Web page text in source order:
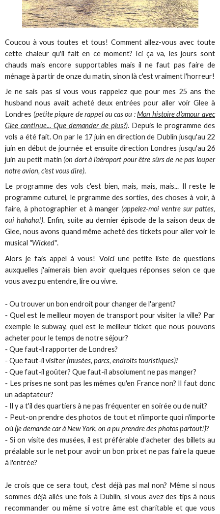
Coucou à vous toutes et tous! Comment allez-vous avec toute
cette chaleur qu'il fait en ce moment? Ici ça va, les jours sont
chauds mais encore supportables mais il ne faut pas faire de
ménage à partir de onze du matin, sinon là c'est vraiment l'horreur!
Je ne sais pas si vous vous rappelez que pour mes 25 ans the
husband nous avait acheté deux entrées pour aller voir Glee à
Londres (petite piqure de rappel au cas ou :Mon histoire d'amour avec
Glee continue... Que demander de plus?). Depuis le programme des
vols a été fait. On par le 17 juin en direction de Dublin jusqu'au 22
juin en début de journée et ensuite direction Londres jusqu'au 26
juin au petit matin (on dort à l'aéroport pour être sûrs de ne pas louper
notre avion, c'est vous dire).
Le programme des vols c'est bien, mais, mais, mais... Il reste le
programme cuturel, le prgramme des sorties, des choses à voir, à
faire, à photographier et à manger (appelez-moi ventre sur pattes,
oui hahaha!). Enfin, suite au dernier épisode de la saison deux de
Glee, nous avons quand même acheté des tickets pour aller voir le
musical "Wicked".
Alors je fais appel à vous! Voici une petite liste de questions
auxquelles j'aimerais bien avoir quelques réponses selon ce que
vous avez pu entendre, lire ou vivre.
- Ou trouver un bon endroit pour changer de l'argent?
- Quel est le meilleur moyen de transport pour visiter la ville? Par
exemple le subway, quel est le meilleur ticket que nous pouvons
acheter pour le temps de notre séjour?
- Que faut-il rapporter de Londres?
- Que faut-il visiter (musées, parcs, endroits touristiques)?
- Que faut-il goûter? Que faut-il absolument ne pas manger?
- Les prises ne sont pas les mêmes qu'en France non? Il faut donc
un adaptateur?
- Il y a t'il des quartiers à ne pas fréquenter en soirée ou de nuit?
- Peut-on prendre des photos de tout et n'importe quoi n'importe
où (je demande car à New York, on a pu prendre des photos partout!)?
- Si on visite des musées, il est préférable d'acheter des billets au
préalable sur le net pour avoir un bon prix et ne pas faire la queue
à l'entrée?
Je crois que ce sera tout, c'est déjà pas mal non? Même si nous
sommes déjà allés une fois à Dublin, si vous avez des tips à nous
recommander ou même si votre âme est charitable et que vous